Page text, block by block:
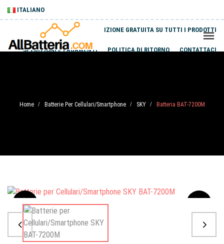
ITALIANO
SPEDIZIONE GRATUITA SU TUTTI I PRODOTTI
SPEDIZIONI E PAGAMENTI POLITICA DI RITORNO CONTATTACI
Home / Batterie Per Cellulari/Smartphone / SKY / Batteria BAT-7200M
Sale